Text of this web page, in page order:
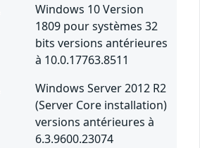
Windows 10 Version
1809 pour systèmes 32
bits versions antérieures
à 10.0.17763.8511
Windows Server 2012 R2
(Server Core installation)
versions antérieures à
6.3.9600.23074